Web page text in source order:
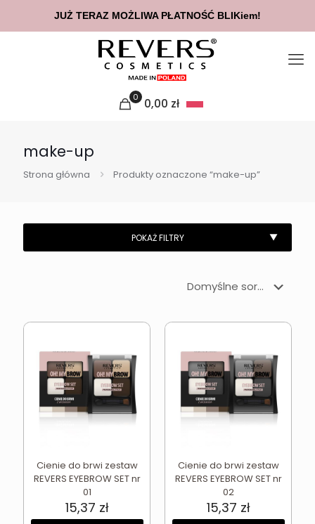
0 0,00 zł
make-up
Strona główna Produkty oznaczone “make-up”
Cienie do brwi zestaw
REVERS EYEBROW SET nr
01
15,37 zł
Cienie do brwi zestaw
REVERS EYEBROW SET nr
02
15,37 zł
JUŻ TERAZ MOŻLIWA PŁATNOŚĆ BLIKiem!